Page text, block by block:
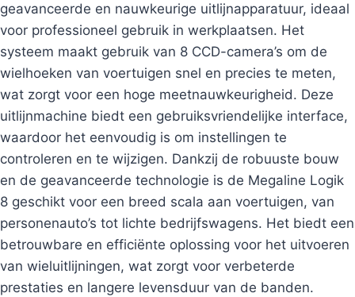
geavanceerde en nauwkeurige uitlijnapparatuur, ideaal
voor professioneel gebruik in werkplaatsen. Het
systeem maakt gebruik van 8 CCD-camera’s om de
wielhoeken van voertuigen snel en precies te meten,
wat zorgt voor een hoge meetnauwkeurigheid. Deze
uitlijnmachine biedt een gebruiksvriendelijke interface,
waardoor het eenvoudig is om instellingen te
controleren en te wijzigen. Dankzij de robuuste bouw
en de geavanceerde technologie is de Megaline Logik
8 geschikt voor een breed scala aan voertuigen, van
personenauto’s tot lichte bedrijfswagens. Het biedt een
betrouwbare en efficiënte oplossing voor het uitvoeren
van wieluitlijningen, wat zorgt voor verbeterde
prestaties en langere levensduur van de banden.